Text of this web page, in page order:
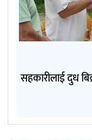
सहकारीलाई दुध